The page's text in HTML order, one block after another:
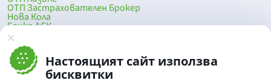
Настоящият сайт използва
бисквитки
ОТП Застрахователен Брокер
Нова Кола
Банка ДСК
DSK Mobile
Оферти за продажба от Банка ДСК
Клонова мрежа и банкомати
До началото на страницата